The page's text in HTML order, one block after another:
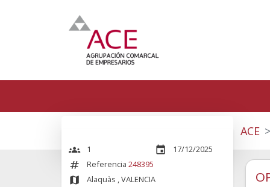
ACE
groups 1 event 17/12/2025
numbers Referencia 248395
map Alaquàs , VALENCIA